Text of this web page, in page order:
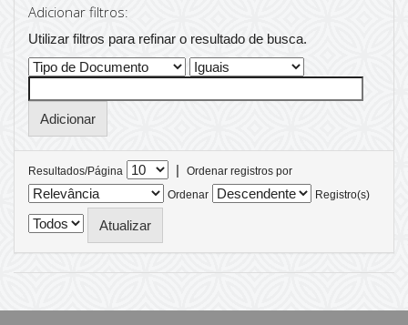
Adicionar filtros:
Utilizar filtros para refinar o resultado de busca.
Resultados/Página |
Ordenar registros por
Ordenar
Registro(s)